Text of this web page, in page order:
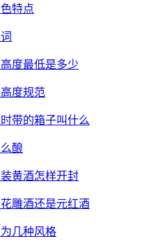
特点
度最低是多少
度规范
带的箱子叫什么
酿
黄酒怎样开封
雕酒还是元红酒
几种风格